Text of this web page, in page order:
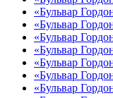
«Бульвар
«Бульвар
«Бульвар
«Бульвар
«Бульвар
«Бульвар
«Бульвар